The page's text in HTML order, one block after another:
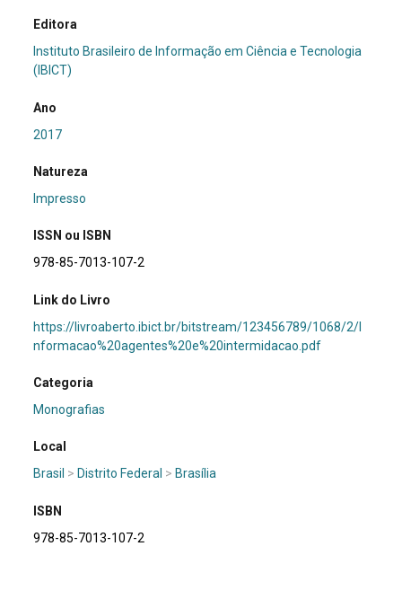
Editora
Instituto Brasileiro de Informação em Ciência e Tecnologia
(IBICT)
Ano
2017
Natureza
Impresso
ISSN ou ISBN
978-85-7013-107-2
Link do Livro
https://livroaberto.ibict.br/bitstream/123456789/1068/2/I
nformacao%20agentes%20e%20intermidacao.pdf
Categoria
Monografias
Local
Brasil > Distrito Federal > Brasília
ISBN
978-85-7013-107-2